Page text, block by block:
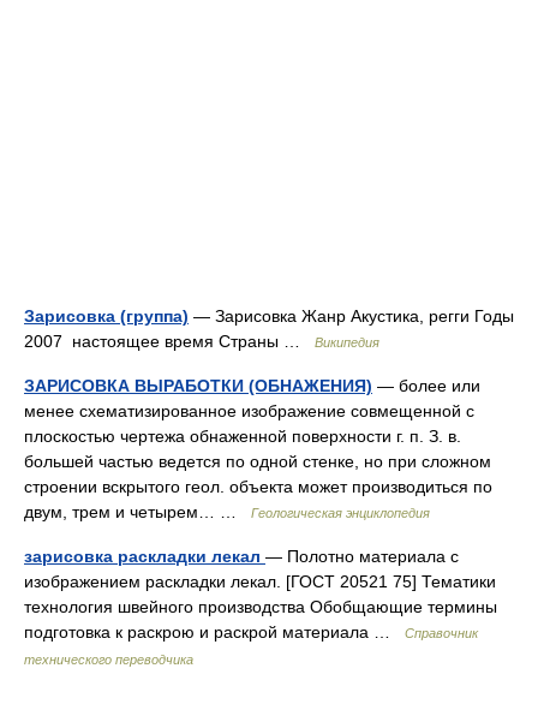
Зарисовка (группа) — Зарисовка Жанр Акустика, регги Годы
2007 настоящее время Страны …
Википедия
ЗАРИСОВКА ВЫРАБОТКИ (ОБНАЖЕНИЯ) — более или
менее схематизированное изображение совмещенной с
плоскостью чертежа обнаженной поверхности г. п. З. в.
большей частью ведется по одной стенке, но при сложном
строении вскрытого геол. объекта может производиться по
двум, трем и четырем… …
Геологическая энциклопедия
зарисовка раскладки лекал — Полотно материала с
изображением раскладки лекал. [ГОСТ 20521 75] Тематики
технология швейного производства Обобщающие термины
подготовка к раскрою и раскрой материала …
Справочник
технического переводчика